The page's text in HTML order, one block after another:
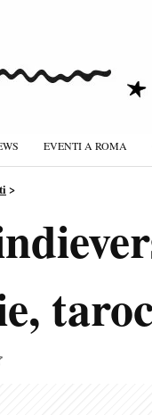
EVENTI A ROMA
>